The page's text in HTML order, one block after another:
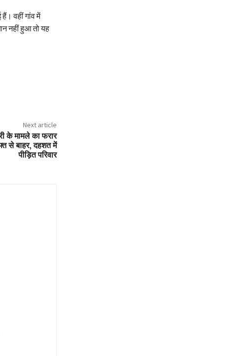
वहीं गांव में
नहीं हुआ तो यह
Next article
के मामले का फरार
से बाहर, दहशत में
पीड़ित परिवार